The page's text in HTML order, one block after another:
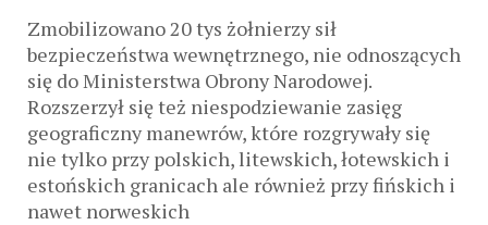
Zmobilizowano 20 tys żołnierzy sił
bezpieczeństwa wewnętrznego, nie odnoszących
się do Ministerstwa Obrony Narodowej.
Rozszerzył się też niespodziewanie zasięg
geograficzny manewrów, które rozgrywały się
nie tylko przy polskich, litewskich, łotewskich i
estońskich granicach ale również przy fińskich i
nawet norweskich